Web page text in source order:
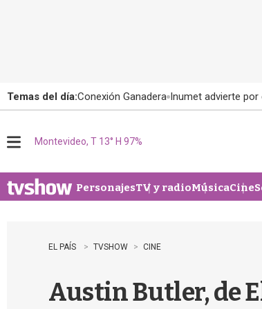
Temas del día:Conexión Ganadera Inumet advierte
u
Montevideo, T 13° H 97%
PersonajesTV y radioMúsicaCine
EL PAÍS TVSHOW CINE
Austin Butler, de